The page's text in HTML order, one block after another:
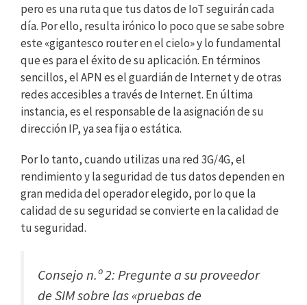
pero es una ruta que tus datos de IoT seguirán cada
día. Por ello, resulta irónico lo poco que se sabe sobre
este «gigantesco router en el cielo» y lo fundamental
que es para el éxito de su aplicación. En términos
sencillos, el APN es el guardián de Internet y de otras
redes accesibles a través de Internet. En última
instancia, es el responsable de la asignación de su
dirección IP, ya sea fija o estática.
Por lo tanto, cuando utilizas una red 3G/4G, el
rendimiento y la seguridad de tus datos dependen en
gran medida del operador elegido, por lo que la
calidad de su seguridad se convierte en la calidad de
tu seguridad.
Consejo n.º 2: Pregunte a su proveedor
de SIM sobre las «pruebas de